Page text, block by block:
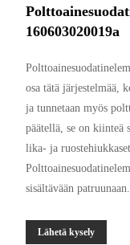
160603020019a
osa tätä järjestelmää,
ja tunnetaan myös
päätellä, se on kiinteä
lika- ja
sisältävään
Lähetä kysely